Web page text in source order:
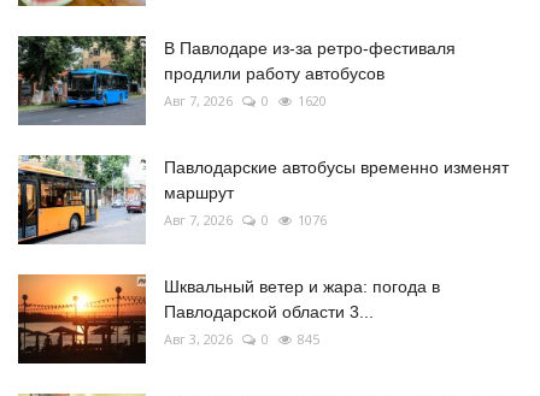
В Павлодаре из-за ретро-фестиваля
продлили работу автобусов
Авг 7, 2026 0 1620
Павлодарские автобусы временно изменят
маршрут
Авг 7, 2026 0 1076
Шквальный ветер и жара: погода в
Павлодарской области 3...
Авг 3, 2026 0 845